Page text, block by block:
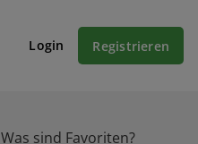
Login Registrieren
Was sind Favoriten?